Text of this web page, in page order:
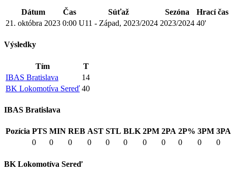
Dátum Čas Súťaž Sezóna
Hrací čas
21. októbra 2023 0:00 U11 - Západ, 2023/2024 2023/2024 40'
Výsledky
Tím
T
IBAS Bratislava
14
BK Lokomotíva Sereď 40
IBAS Bratislava
Pozícia PTS MIN REB AST STL BLK 2PM 2PA 2P% 3PM 3PA
0
0 0 0 0 0 0 0 0 0 0
BK Lokomotíva Sereď